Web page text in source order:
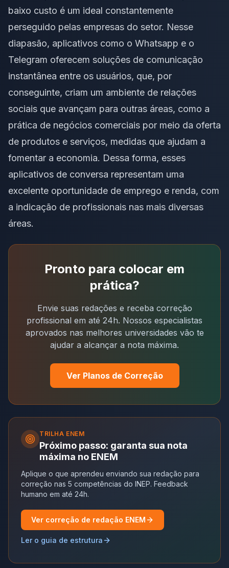
baixo custo é um ideal constantemente
perseguido pelas empresas do setor. Nesse
diapasão, aplicativos como o Whatsapp e o
Telegram oferecem soluções de comunicação
instantânea entre os usuários, que, por
conseguinte, criam um ambiente de relações
sociais que avançam para outras áreas, como a
prática de negócios comerciais por meio da oferta
de produtos e serviços, medidas que ajudam a
fomentar a economia. Dessa forma, esses
aplicativos de conversa representam uma
excelente oportunidade de emprego e renda, com
a indicação de profissionais nas mais diversas
áreas.
Pronto para colocar em
prática?
Envie suas redações e receba correção
profissional em até 24h. Nossos especialistas
aprovados nas melhores universidades vão te
ajudar a alcançar a nota máxima.
Ver Planos de Correção
TRILHA ENEM
Próximo passo: garanta sua nota
máxima no ENEM
Aplique o que aprendeu enviando sua redação para
correção nas 5 competências do INEP. Feedback
humano em até 24h.
Ver correção de redação ENEM
Ler o guia de estrutura